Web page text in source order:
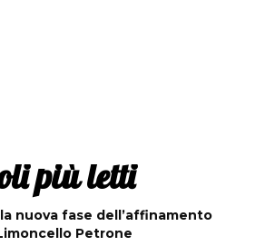
più letti
nuova fase dell’affinamento
Petrone